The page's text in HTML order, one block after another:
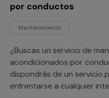
por conductos
Mantenimiento
¿Buscas un servicio de
acondicionados por
dispondrás de un servicio
enfrentarse a cualquier